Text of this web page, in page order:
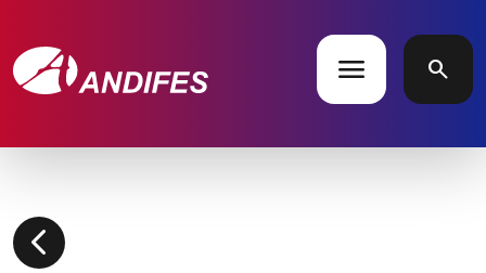
menu search
chevron_left